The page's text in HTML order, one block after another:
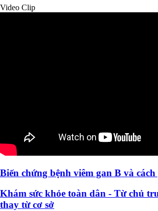
Video Clip
Biến chứng bệnh viêm gan B và
Khám sức khỏe toàn dân - Từ chủ
thay từ cơ sở